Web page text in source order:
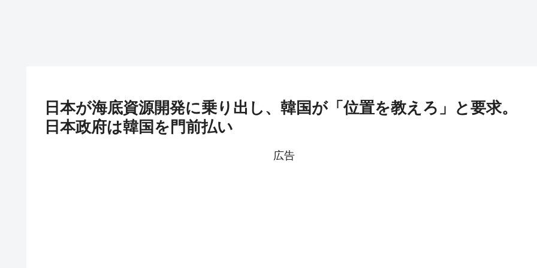
日本が海底資源開発に乗り出し、韓国が「位置を教えろ」と要求。
日本政府は韓国を門前払い
広告